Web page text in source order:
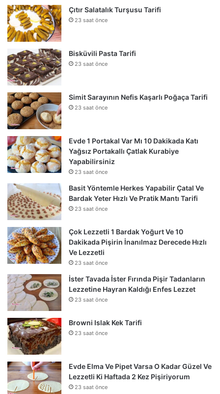
Çıtır Salatalık Turşusu Tarifi
23 saat önce
Bisküvili Pasta Tarifi
23 saat önce
Simit Sarayının Nefis Kaşarlı Poğaça Tarifi
23 saat önce
Evde 1 Portakal Var Mı 10 Dakikada Katı
Yağsız Portakallı Çatlak Kurabiye
Yapabilirsiniz
23 saat önce
Basit Yöntemle Herkes Yapabilir Çatal Ve
Bardak Yeter Hızlı Ve Pratik Mantı Tarifi
23 saat önce
Çok Lezzetli 1 Bardak Yoğurt Ve 10
Dakikada Pişirin İnanılmaz Derecede Hızlı
Ve Lezzetli
23 saat önce
İster Tavada İster Fırında Pişir Tadanların
Lezzetine Hayran Kaldığı Enfes Lezzet
23 saat önce
Browni Islak Kek Tarifi
23 saat önce
Evde Elma Ve Pipet Varsa O Kadar Güzel Ve
Lezzetli Ki Haftada 2 Kez Pişiriyorum
23 saat önce